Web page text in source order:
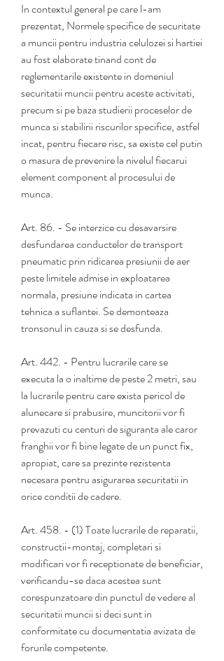
In contextul general pe care l-am
prezentat, Normele specifice de securitate
a muncii pentru industria celulozei si hartiei
au fost elaborate tinand cont de
reglementarile existente in domeniul
securitatii muncii pentru aceste activitati,
precum si pe baza studierii proceselor de
munca si stabilirii riscurilor specifice, astfel
incat, pentru fiecare risc, sa existe cel putin
o masura de prevenire la nivelul fiecarui
element component al procesului de
munca.
Art. 86. - Se interzice cu desavarsire
desfundarea conductelor de transport
pneumatic prin ridicarea presiunii de aer
peste limitele admise in exploatarea
normala, presiune indicata in cartea
tehnica a suflantei. Se demonteaza
tronsonul in cauza si se desfunda.
Art. 442. - Pentru lucrarile care se
executa la o inaltime de peste 2 metri, sau
la lucrarile pentru care exista pericol de
alunecare si prabusire, muncitorii vor fi
prevazuti cu centuri de siguranta ale caror
franghii vor fi bine legate de un punct fix,
apropiat, care sa prezinte rezistenta
necesara pentru asigurarea securitatii in
orice conditii de cadere.
Art. 458. - (1) Toate lucrarile de reparatii,
constructii-montaj, completari si
modificari vor fi receptionate de beneficiar,
verificandu-se daca acestea sunt
corespunzatoare din punctul de vedere al
securitatii muncii si deci sunt in
conformitate cu documentatia avizata de
forurile competente.